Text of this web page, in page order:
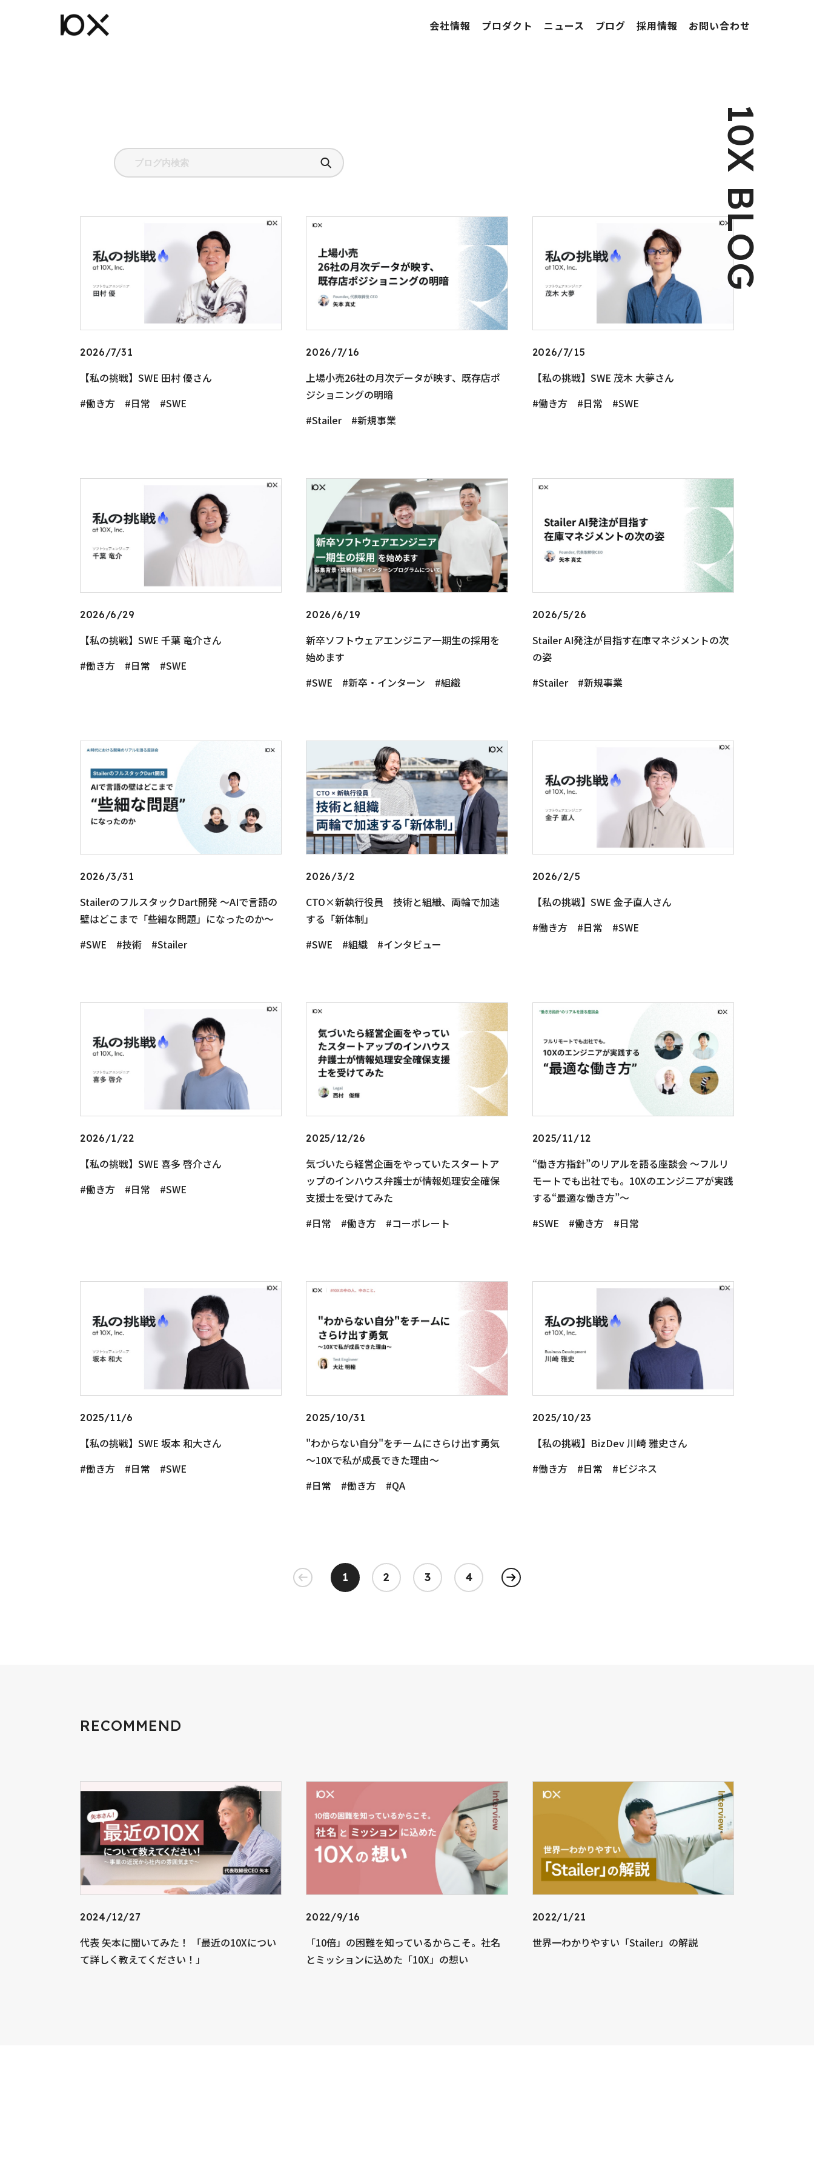
2026/7/31
【私の挑戦】SWE 田村 優さん
働き方
日常 SWE
2026/7/16
上場小売26社の月次データが映す、既存店ポ
ジショニングの明暗
Stailer
新規事業
2026/7/15
【私の挑戦】SWE 茂木 大夢さん
働き方
日常 SWE
2026/6/29
【私の挑戦】SWE 千葉 竜介さん
働き方
日常 SWE
2026/6/19
新卒ソフトウェアエンジニア一期生の採用を
始めます
SWE
新卒・インターン 組織
2026/5/26
Stailer AI発注が目指す在庫マネジメントの次
の姿
Stailer
新規事業
2026/3/31
StailerのフルスタックDart開発 〜AIで言語の
壁はどこまで「些細な問題」になったのか〜
SWE
技術 Stailer
2026/3/2
CTO×新執行役員 技術と組織、両輪で加速
する「新体制」
SWE
組織 インタビュー
2026/2/5
【私の挑戦】SWE 金子直人さん
働き方
日常 SWE
2026/1/22
【私の挑戦】SWE 喜多 啓介さん
働き方
日常 SWE
2025/12/26
気づいたら経営企画をやっていたスタートア
ップのインハウス弁護士が情報処理安全確保
支援士を受けてみた
日常
働き方 コーポレート
2025/11/12
“働き方指針”のリアルを語る座談会 〜フルリ
モートでも出社でも。10Xのエンジニアが実践
する“最適な働き方”〜
SWE
働き方 日常
2025/11/6
【私の挑戦】SWE 坂本 和大さん
働き方
日常 SWE
2025/10/31
"わからない自分"をチームにさらけ出す勇気
〜10Xで私が成長できた理由〜
日常
働き方 QA
2025/10/23
【私の挑戦】BizDev 川崎 雅史さん
働き方
日常 ビジネス
1 2 3 4
RECOMMEND
2024/12/27
代表 矢本に聞いてみた！ 「最近の10Xについ
て詳しく教えてください！」
2022/9/16
「10倍」の困難を知っているからこそ。社名
とミッションに込めた「10X」の想い
2022/1/21
世界一わかりやすい「Stailer」の解説
10X BLOG
会社情報 プロダクト ニュース ブログ 採用情報 お問い合わせ